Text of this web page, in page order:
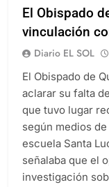
El Obispado
vinculación
Diario EL SOL
El Obispado de
aclarar su falta
que tuvo lugar
según medios
escuela Santa
señalaba que el
investigación